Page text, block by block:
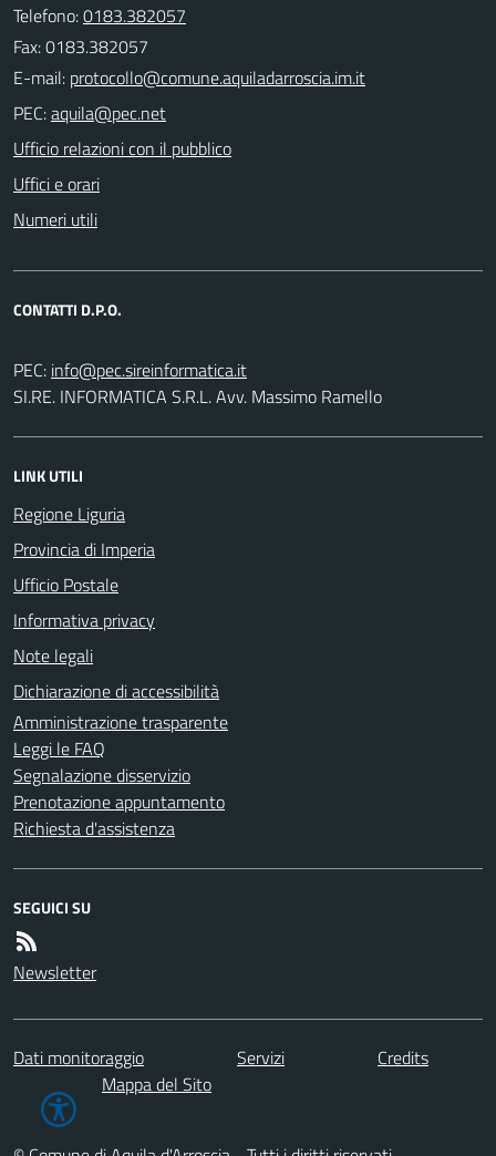
Telefono:0183.382057
Fax: 0183.382057
E-mail:
PEC:
Ufficio relazioni con il pubblico
Uffici e orari
Numeri utili
CONTATTI D.P.O.
PEC:
SI.RE. INFORMATICA S.R.L. Avv. Massimo Ramello
LINK UTILI
Regione Liguria
Provincia di Imperia
Ufficio Postale
Informativa privacy
Note legali
Dichiarazione di accessibilità
Amministrazione trasparente
Leggi le FAQ
Segnalazione disservizio
Prenotazione appuntamento
Richiesta d'assistenza
SEGUICI SU
Newsletter
Dati monitoraggio Servizi
Credits
Mappa del Sito